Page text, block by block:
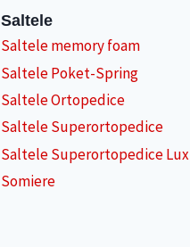
Saltele
Saltele memory foam
Saltele Poket-Spring
Saltele Ortopedice
Saltele Superortopedice
Saltele Superortopedice Lux
Somiere